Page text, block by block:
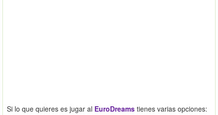
Si lo que quieres es jugar al EuroDreams tienes varias opciones: